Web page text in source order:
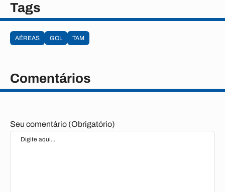
Tags
AÉREAS GOL TAM
Comentários
Seu comentário (Obrigatório)